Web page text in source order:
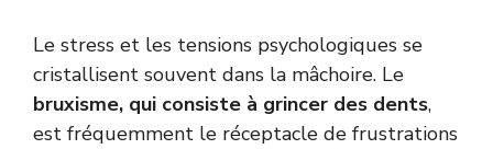
Le stress et les tensions psychologiques se
cristallisent souvent dans la mâchoire. Le
bruxisme, qui consiste à grincer des dents,
est fréquemment le réceptacle de frustrations